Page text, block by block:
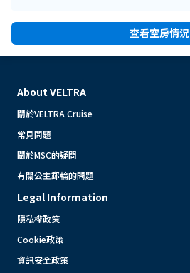
查看空房情況
About VELTRA
關於VELTRA Cruise
常見問題
關於MSC的疑問
有關公主郵輪的問題
Legal Information
隱私權政策
Cookie政策
資訊安全政策